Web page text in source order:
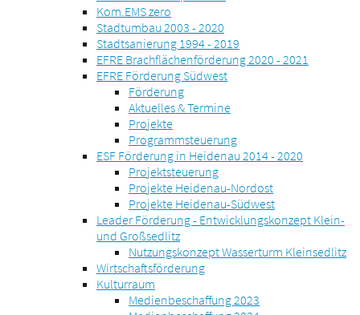
Kom.EMS zero
Stadtumbau 2003 - 2020
Stadtsanierung 1994 - 2019
EFRE Brachflächenförderung 2020 - 2021
EFRE Förderung Südwest
Förderung
Aktuelles & Termine
Projekte
Programmsteuerung
ESF Förderung in Heidenau 2014 - 2020
Projektsteuerung
Projekte Heidenau-Nordost
Projekte Heidenau-Südwest
Leader Förderung - Entwicklungskonzept Klein-
und Großsedlitz
Nutzungskonzept Wasserturm Kleinsedlitz
Wirtschaftsförderung
Kulturraum
Medienbeschaffung 2023